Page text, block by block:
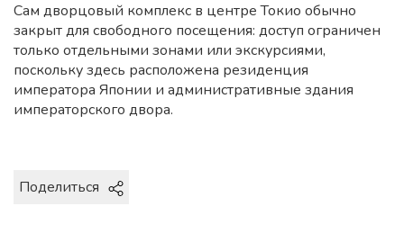
Сам дворцовый комплекс в центре Токио обычно
закрыт для свободного посещения: доступ ограничен
только отдельными зонами или экскурсиями,
поскольку здесь расположена резиденция
императора Японии и административные здания
императорского двора.
Поделиться